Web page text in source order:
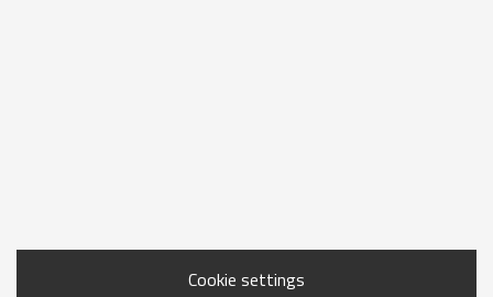
Cookie settings